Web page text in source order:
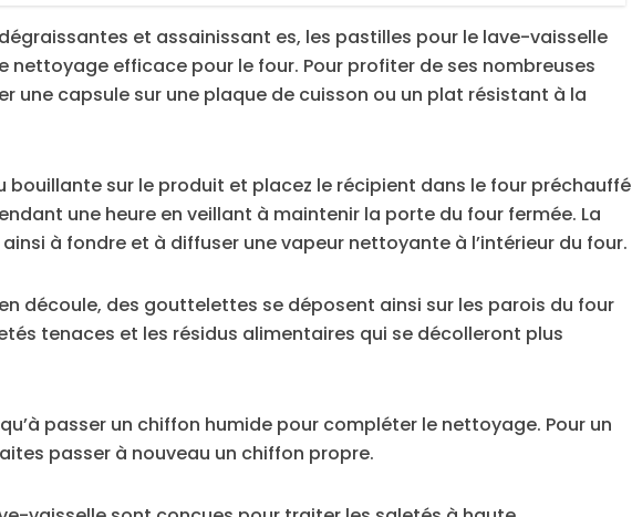
et assainissant es, les pastilles pour le lave-vaisselle
nettoyage efficace pour le four. Pour profiter de ses nombreuses
une capsule sur une plaque de cuisson ou un plat résistant à la
bouillante sur le produit et placez le récipient dans le four préchauffé
une heure en veillant à maintenir la porte du four fermée. La
à fondre et à diffuser une vapeur nettoyante à l’intérieur du four.
découle, des gouttelettes se déposent ainsi sur les parois du four
tenaces et les résidus alimentaires qui se décolleront plus
passer un chiffon humide pour compléter le nettoyage. Pour un
passer à nouveau un chiffon propre.